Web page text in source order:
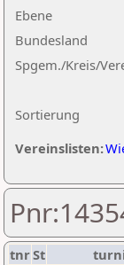
Ebene
Sortierung
Bundesland
Spgem./Kreis/
Vereinslisten:
tnrSt